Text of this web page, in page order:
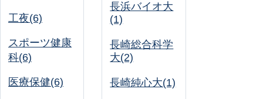
工夜(6)
スポーツ健康
科(6)
医療保健(6)
長浜バイオ大
(1)
長崎総合科学
大(2)
長崎純心大(1)